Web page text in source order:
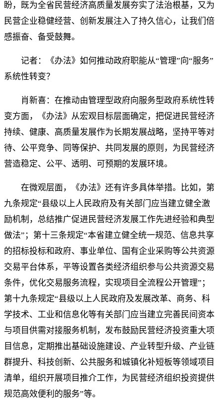
盼，既为全省民营经济高质量发展夯实了法治根基，又为
民营企业稳健经营、创新发展注入了持久信心，让我们倍
感振奋、备受鼓舞。
记者：《办法》如何推动政府职能从“管理”向“服务”
系统性转变？
肖新喜：在推动由管理型政府向服务型政府系统性转
变方面，《办法》从宏观目标层面确定，把促进民营经济
持续、健康、高质量发展作为长期发展战略，坚持平等对
待、公平竞争、同等保护、共同发展的原则，为民营经济
营造稳定、公平、透明、可预期的发展环境。
在微观层面，《办法》还有许多具体举措。比如，第
九条规定“县级以上人民政府及有关部门应当建立健全激
励机制，总结推广促进民营经济发展工作先进经验和典型
做法”；第十三条规定“本省建立健全统一规范、信息共享
的招标投标和政府、事业单位、国有企业采购等公共资源
交易平台体系，平等设置各类经济组织参与公共资源交易
条件，优化交易服务流程，实现项目全流程公开管理”；
第十九条规定“县级以上人民政府及发展改革、商务、科
学技术、工业和信息化等有关部门应当建立完善民间资本
与项目供需对接服务机制，发布鼓励民营经济投资重大项
目信息，定期推出基础设施建设、产业转型升级、产业链
群提升、科技创新、公共服务和城镇化补短板等领域项目
清单，组织开展项目推介工作，为民营经济组织投资提供
规范高效便利的服务”等。